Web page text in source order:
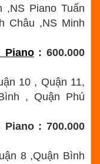
,NS Piano Tuấn
Châu ,NS Minh
Piano: 600.000
10 , Quận 11,
, Quận Phú
: 700.000
8 ,Quận Bình